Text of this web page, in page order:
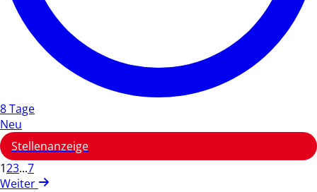
8 Tage
Neu
Stellenanzeige
123...7
Weiter